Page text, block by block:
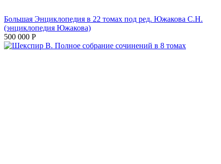
Большая Энциклопедия в 22 томах под ред. Южакова С.Н.
(энциклопедия Южакова)
500 000 Р